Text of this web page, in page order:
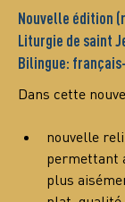
Nouvelle édition
Liturgie de saint
Bilingue:
Dans cette
nouvelle
permettant
plus